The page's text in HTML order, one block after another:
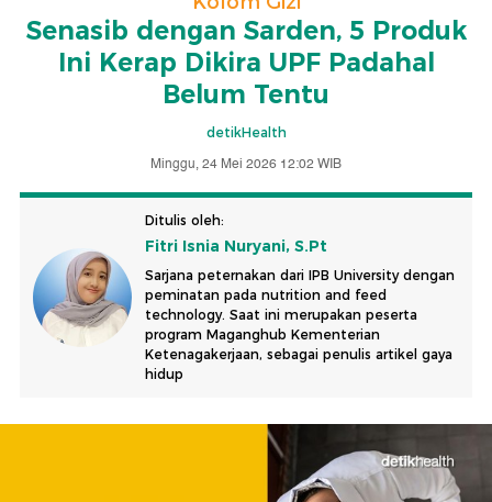
Senasib dengan Sarden, 5 Produk
Ini Kerap Dikira UPF Padahal
Belum Tentu
detikHealth
Minggu, 24 Mei 2026 12:02 WIB
Ditulis oleh:
Fitri Isnia Nuryani, S.Pt
Sarjana peternakan dari IPB University dengan
peminatan pada nutrition and feed
technology. Saat ini merupakan peserta
program Maganghub Kementerian
Ketenagakerjaan, sebagai penulis artikel gaya
hidup